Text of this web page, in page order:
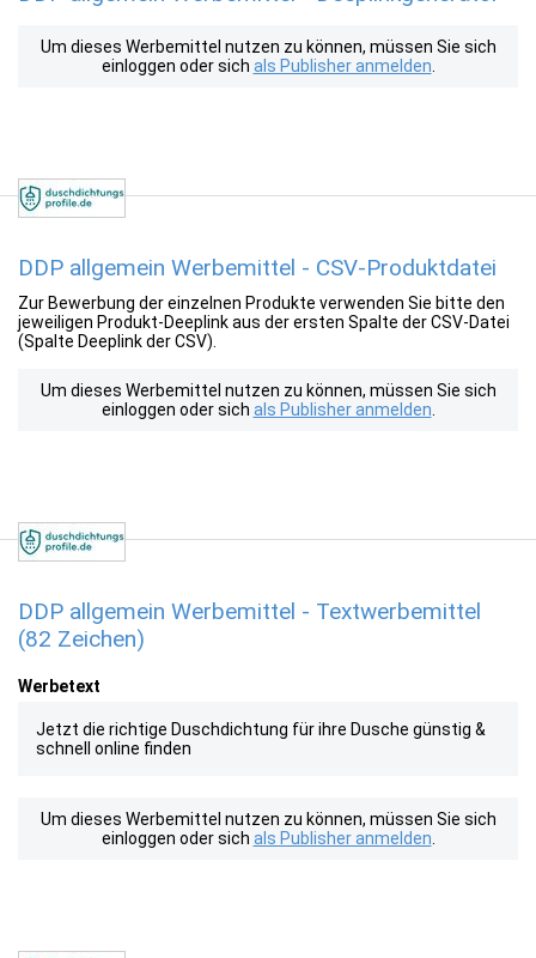
Um dieses Werbemittel nutzen zu können, müssen Sie sich
einloggen oder sich als Publisher anmelden
DDP allgemein Werbemittel - CSV-Produktdatei
Zur Bewerbung der einzelnen Produkte verwenden Sie bitte den
jeweiligen Produkt-Deeplink aus der ersten Spalte der CSV-Datei
(Spalte Deeplink der CSV).
Um dieses Werbemittel nutzen zu können, müssen Sie sich
einloggen oder sich als Publisher anmelden
DDP allgemein Werbemittel - Textwerbemittel
(82 Zeichen)
Werbetext
Jetzt die richtige Duschdichtung für ihre Dusche günstig &
schnell online finden
Um dieses Werbemittel nutzen zu können, müssen Sie sich
einloggen oder sich als Publisher anmelden